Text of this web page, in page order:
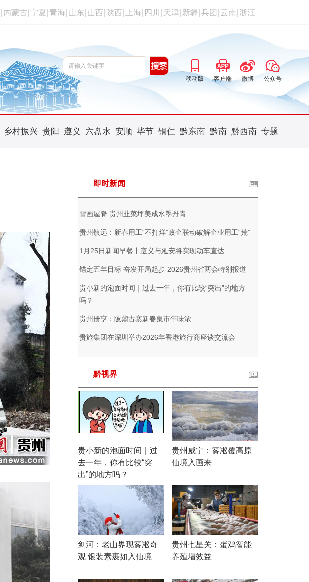
内蒙古 宁夏 青海 山东 山西 陕西 上海 四川 天津 新疆 兵团 云南 浙江
移动版 客户端 微博 公众号
乡村振兴 贵阳 遵义 六盘水 安顺 毕节 铜仁 黔东南 黔南 黔西南 专题
即时新闻
雪画屋脊 贵州韭菜坪美成水墨丹青
贵州镇远：新春用工“不打烊”政企联动破解企业用工“荒”
1月25日新闻早餐丨遵义与延安将实现动车直达
锚定五年目标 奋发开局起步 2026贵州省两会特别报道
贵小新的泡面时间｜过去一年，你有比较“突出”的地方
吗？
贵州册亨：陂鼐古寨新春集市年味浓
贵旅集团在深圳举办2026年香港旅行商座谈交流会
黔视界
贵小新的泡面时间｜过
去一年，你有比较“突
出”的地方吗？
贵州威宁：雾凇覆高原
仙境入画来
剑河：老山界现雾凇奇
观 银装素裹如入仙境
贵州七星关：蛋鸡智能
养殖增效益